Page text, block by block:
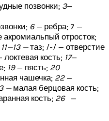
позвонки; 3—
6— ребра; 7 —
акромиальпый отросток;
11—13 —таз; /-/ — отверстие
кость; 17—
19— пясть; 20
чашечка; 22—
—малая берцовая кость;
кость; 26 —